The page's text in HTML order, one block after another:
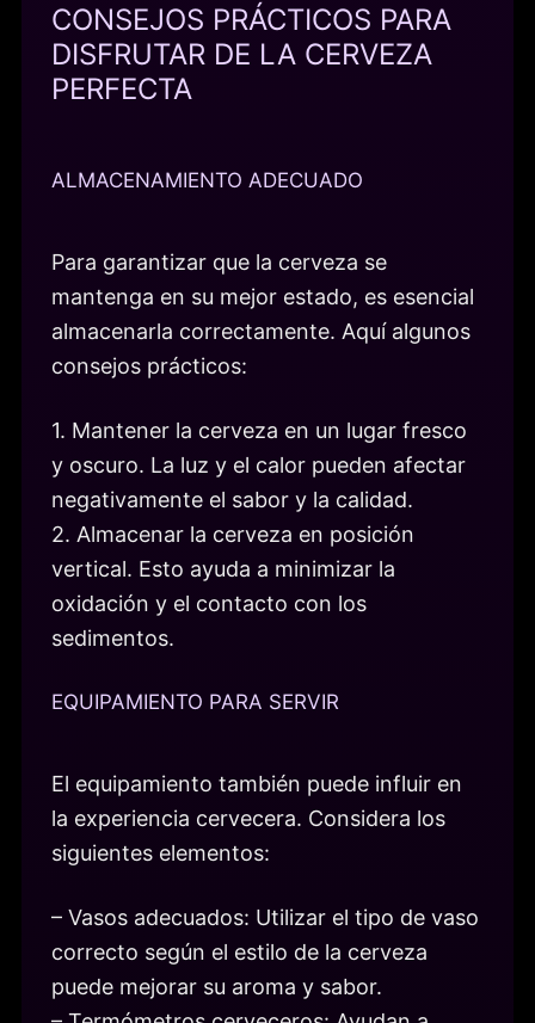
CONSEJOS PRÁCTICOS PARA
DISFRUTAR DE LA CERVEZA
PERFECTA
ALMACENAMIENTO ADECUADO
Para garantizar que la cerveza se
mantenga en su mejor estado, es esencial
almacenarla correctamente. Aquí algunos
consejos prácticos:
1. Mantener la cerveza en un lugar fresco
y oscuro. La luz y el calor pueden afectar
negativamente el sabor y la calidad.
2. Almacenar la cerveza en posición
vertical. Esto ayuda a minimizar la
oxidación y el contacto con los
sedimentos.
EQUIPAMIENTO PARA SERVIR
El equipamiento también puede influir en
la experiencia cervecera. Considera los
siguientes elementos:
– Vasos adecuados: Utilizar el tipo de vaso
correcto según el estilo de la cerveza
puede mejorar su aroma y sabor.